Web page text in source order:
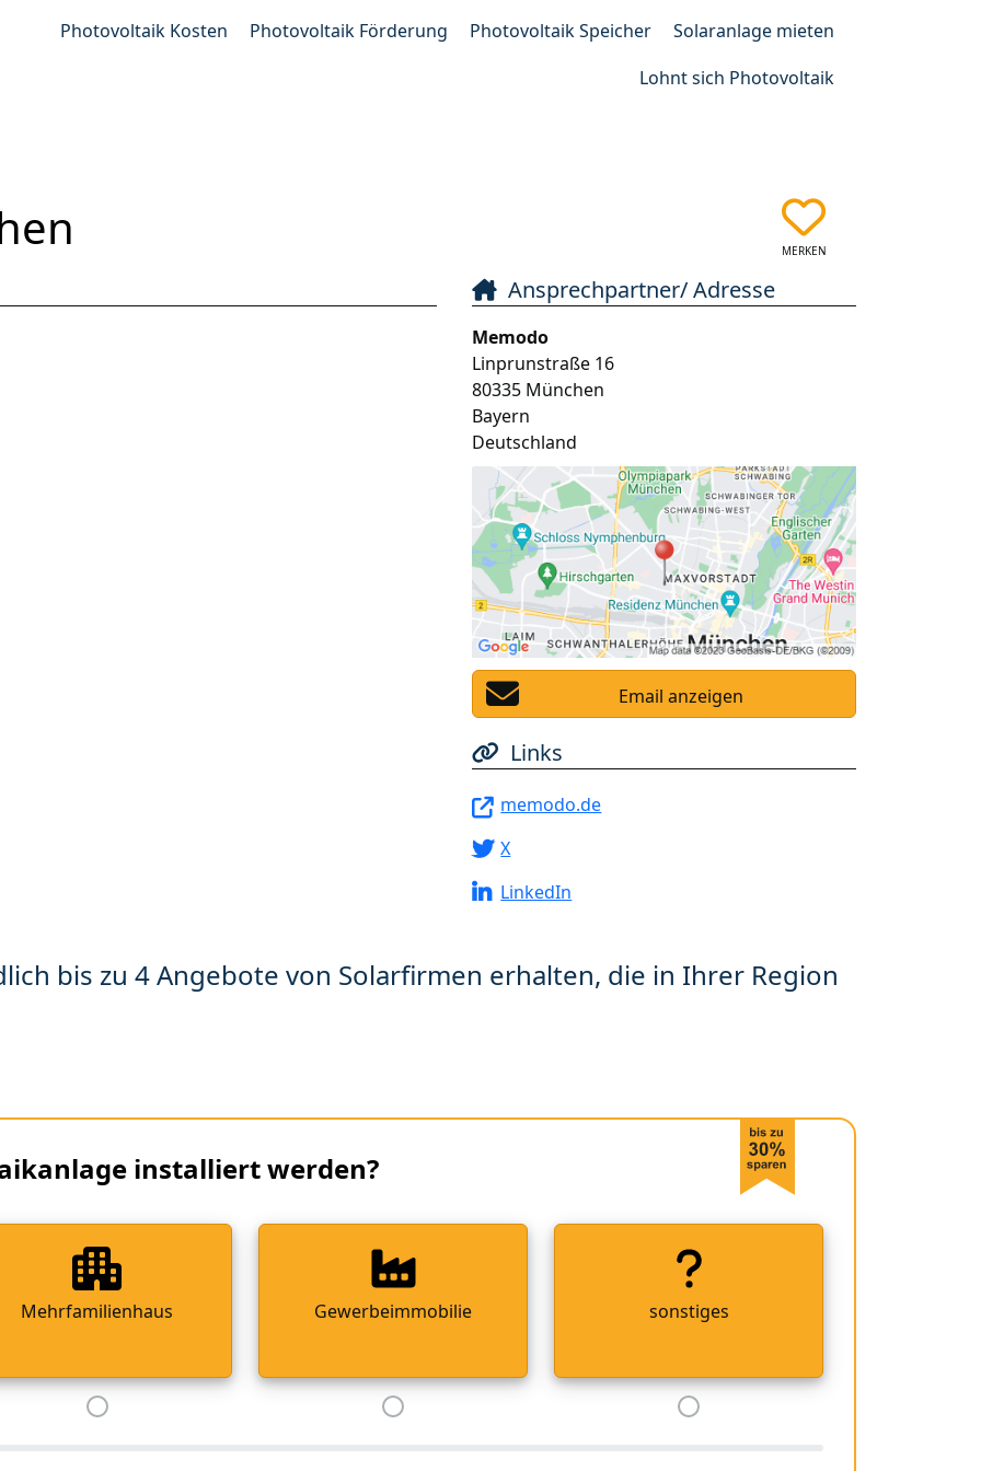
Photovoltaik Kosten Photovoltaik Förderung Photovoltaik Speicher
Solaranlage mieten
Lohnt sich Photovoltaik
MERKEN
Ansprechpartner/ Adresse
Memodo
Linprunstraße 16
80335 München
Bayern
Deutschland
Email anzeigen
Links
memodo.de
X
LinkedIn
bis zu 4 Angebote von Solarfirmen erhalten, die in Ihrer Region
installiert werden?
Mehrfamilienhaus Gewerbeimmobilie sonstiges